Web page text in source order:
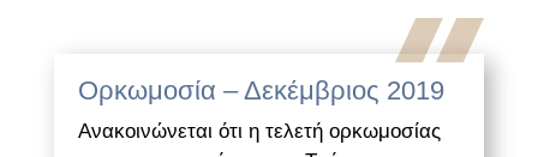
Ορκωμοσία – Δεκέμβριος 2019
Ανακοινώνεται ότι η τελετή ορκωμοσίας